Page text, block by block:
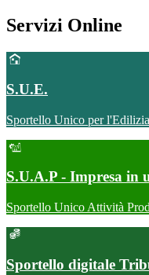
Servizi Online
S.U.E.
Sportello Unico per l'Edilizia
S.U.A.P - Impresa in
Sportello Unico Attività
Sportello digitale